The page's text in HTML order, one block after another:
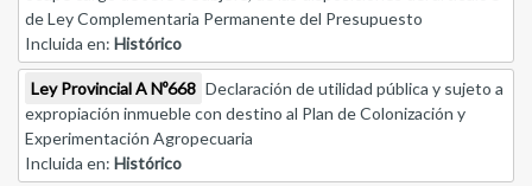
de Ley Complementaria Permanente del Presupuesto
Incluida en: Histórico
Ley Provincial A Nº668 Declaración de utilidad pública y sujeto a
expropiación inmueble con destino al Plan de Colonización y
Experimentación Agropecuaria
Incluida en: Histórico